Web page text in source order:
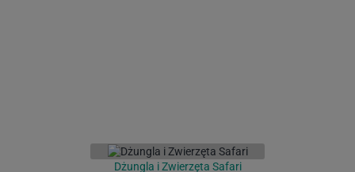
Dżungla i Zwierzęta Safari